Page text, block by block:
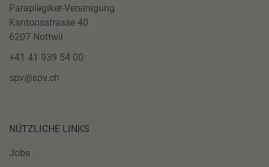
Paraplegiker-Vereinigung
Kantonsstrasse 40
6207 Nottwil
+41 41 939 54 00
spv@spv.ch
NÜTZLICHE LINKS
Jobs